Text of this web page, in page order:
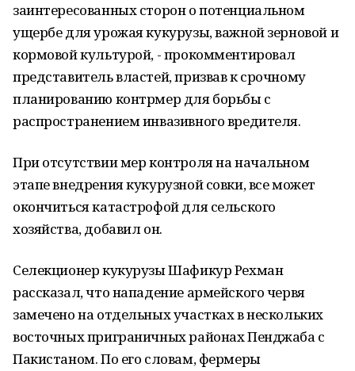
заинтересованных сторон о потенциальном
ущербе для урожая кукурузы, важной зерновой и
кормовой культурой, - прокомментировал
представитель властей, призвав к срочному
планированию контрмер для борьбы с
распространением инвазивного вредителя.
При отсутствии мер контроля на начальном
этапе внедрения кукурузной совки, все может
окончиться катастрофой для сельского
хозяйства, добавил он.
Селекционер кукурузы Шафикур Рехман
рассказал, что нападение армейского червя
замечено на отдельных участках в нескольких
восточных приграничных районах Пенджаба с
Пакистаном. По его словам, фермеры